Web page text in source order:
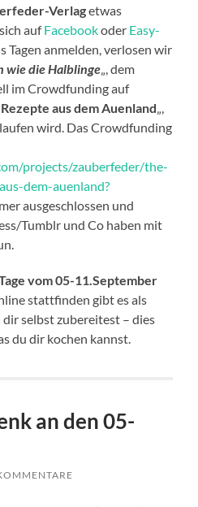
Verlagetwas
aufFacebookoder Easy-
Tagen anmelden, verlosen wir
wie die Halblinge „, dem
im Crowdfunding auf
Rezepte aus dem Auenland
wird. Das Crowdfunding
projects/zauberfeder/the-
dem-auenland?
ausgeschlossen und
Tumblr und Co haben mit
vom 05-11.September
stattfinden gibt es als
selbst zubereitest – dies
du dir kochen kannst.
an den 05-